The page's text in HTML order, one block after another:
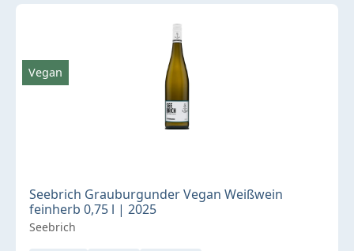
Seebrich Grauburgunder Vegan Weißwein
feinherb 0,75 l | 2025
Seebrich
Vegan